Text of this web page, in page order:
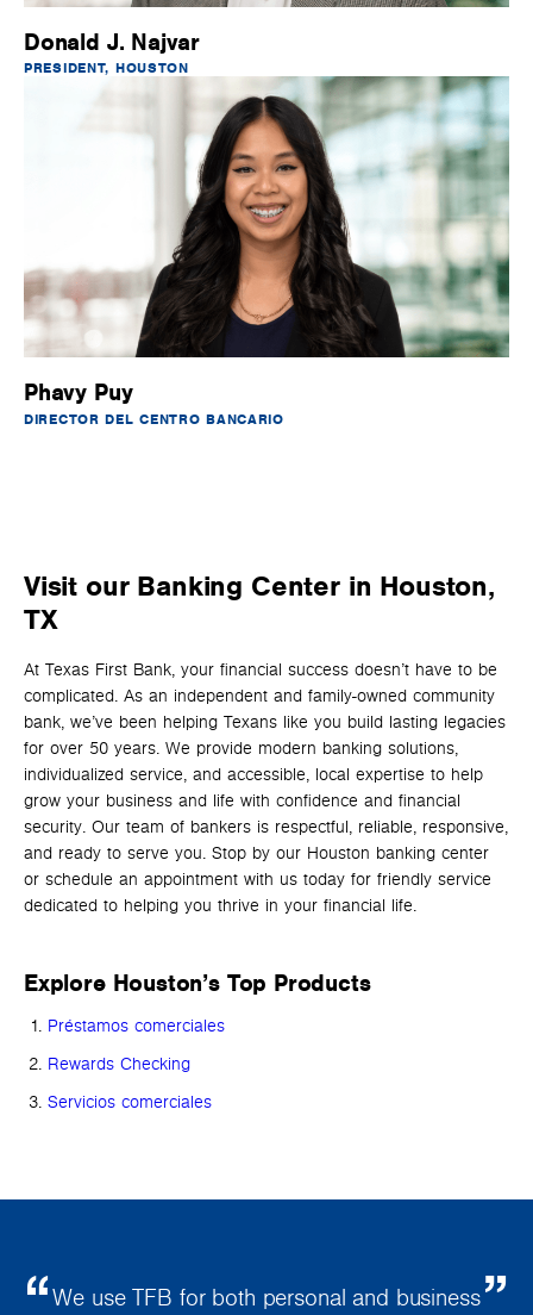
Donald J. Najvar
PRESIDENT, HOUSTON
Phavy Puy
DIRECTOR DEL CENTRO BANCARIO
Visit our Banking Center in Houston,
TX
At Texas First Bank, your financial success doesn’t have to be
complicated. As an independent and family-owned community
bank, we’ve been helping Texans like you build lasting legacies
for over 50 years. We provide modern banking solutions,
individualized service, and accessible, local expertise to help
grow your business and life with confidence and financial
security. Our team of bankers is respectful, reliable, responsive,
and ready to serve you. Stop by our Houston banking center
or schedule an appointment with us today for friendly service
dedicated to helping you thrive in your financial life.
Explore Houston’s Top Products
Préstamos comerciales
Rewards Checking
Servicios comerciales
We use TFB for both personal and business